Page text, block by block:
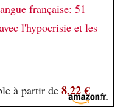
française: 51
l'hypocrisie et les
à partir de 8,22 €